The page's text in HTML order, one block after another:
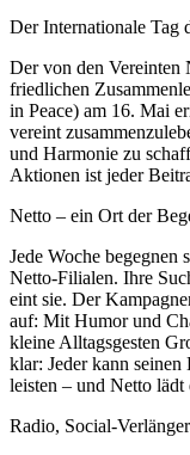
Der Internationale Tag
Der von den Vereinten
friedlichen
in Peace) am 16. Mai
vereint
und Harmonie zu
Aktionen ist jeder
Netto – ein Ort der
Jede Woche
Netto-Filialen. Ihre
eint sie. Der
auf: Mit Humor und
kleine Alltagsgesten
klar: Jeder kann
leisten – und Netto lädt
Radio, Social-